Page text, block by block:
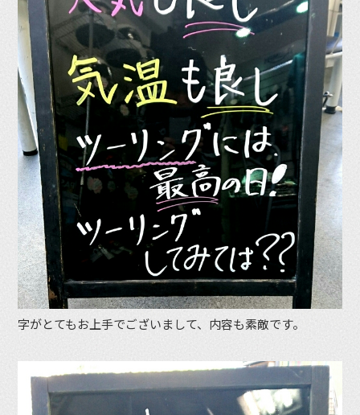
字がとてもお上手でございまして、内容も素敵です。